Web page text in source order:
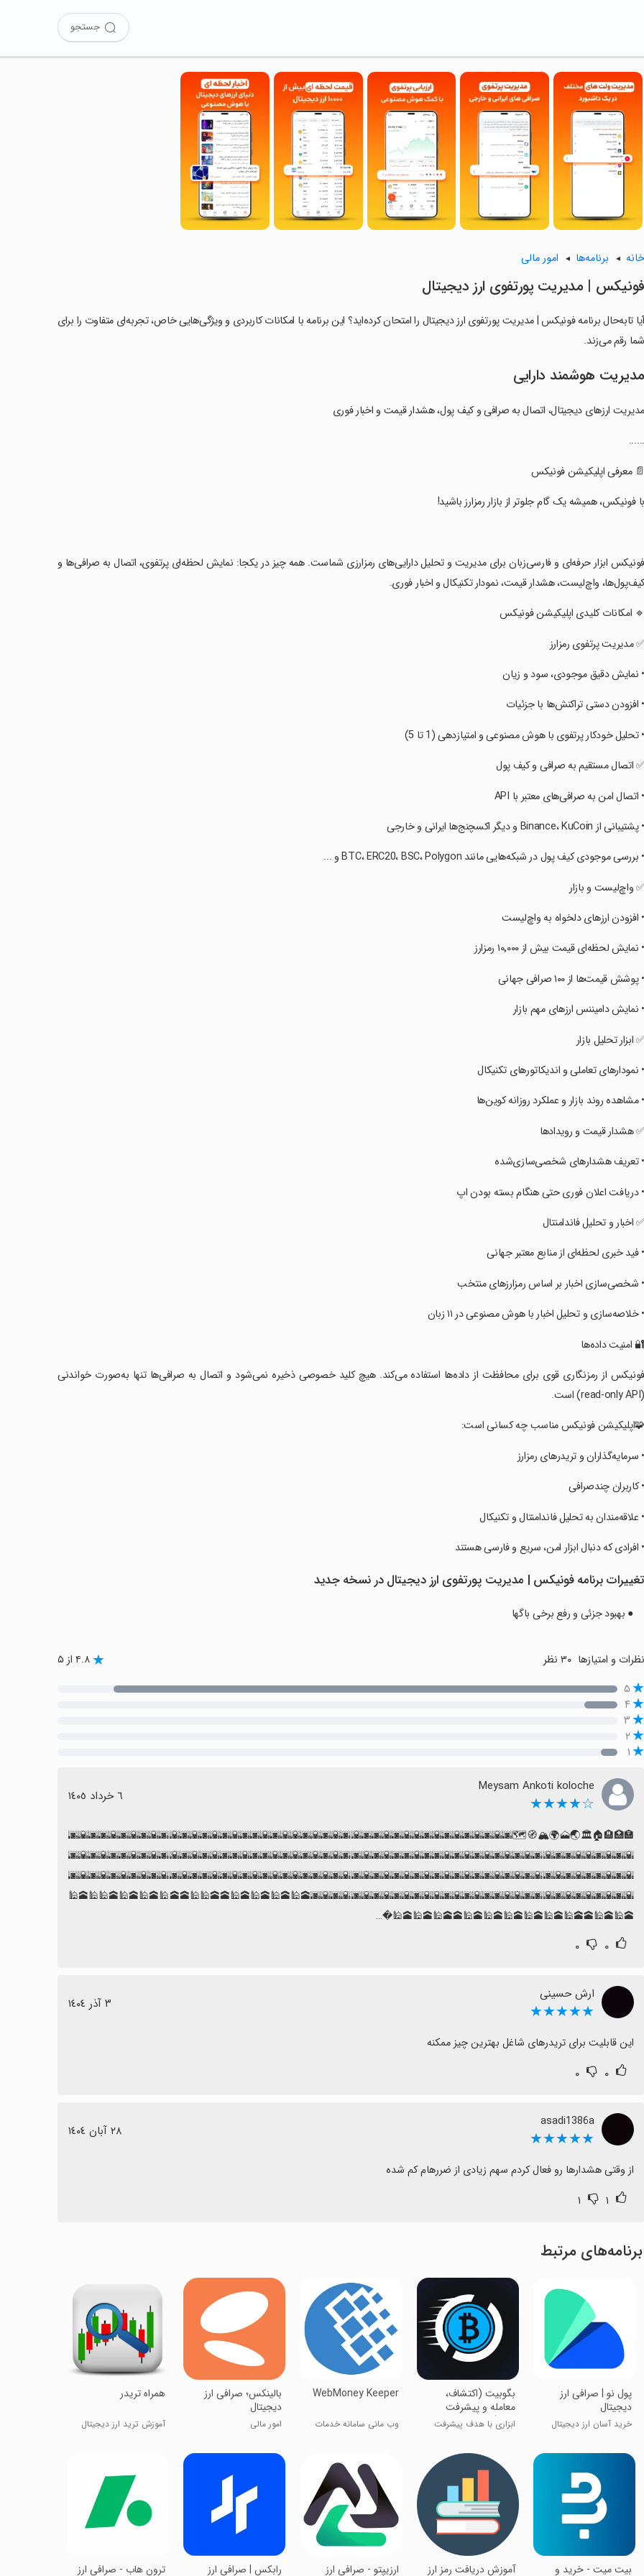
جستجو
خانه برنامه‌ها امور مالی
‏فونیکس | مدیریت پورتفوی ارز دیجیتال
آیا تابه‌حال برنامه ‏فونیکس | مدیریت پورتفوی ارز دیجیتال را امتحان کرده‌اید؟ این برنامه با امکانات کاربردی و ویژگی‌هایی خاص، تجربه‌ای متفاوت را برای
شما رقم می‌زند.
مدیریت هوشمند دارایی
‏مدیریت ارزهای دیجیتال، اتصال به صرافی و کیف پول، هشدار قیمت و اخبار فوری
‏......
‏📄 معرفی اپلیکیشن فونیکس
‏با فونیکس، همیشه یک گام جلوتر از بازار رمزارز باشید!
‏فونیکس ابزار حرفه‌ای و فارسی‌زبان برای مدیریت و تحلیل دارایی‌های رمزارزی شماست. همه چیز در یکجا: نمایش لحظه‌ای پرتفوی، اتصال به صرافی‌ها و
کیف‌پول‌ها، واچ‌لیست، هشدار قیمت، نمودار تکنیکال و اخبار فوری.
‏🔹 امکانات کلیدی اپلیکیشن فونیکس
‏✅ مدیریت پرتفوی رمزارز
‏• نمایش دقیق موجودی، سود و زیان
‏• افزودن دستی تراکنش‌ها با جزئیات
‏• تحلیل خودکار پرتفوی با هوش مصنوعی و امتیازدهی (1 تا 5)
‏✅ اتصال مستقیم به صرافی و کیف پول
‏• اتصال امن به صرافی‌های معتبر با API
‏• پشتیبانی از Binance، KuCoin و دیگر اکسچنج‌ها ایرانی و خارجی
‏• بررسی موجودی کیف پول در شبکه‌هایی مانند BTC، ERC20، BSC، Polygon و ...
‏✅ واچ‌لیست و بازار
‏• افزودن ارزهای دلخواه به واچ‌لیست
‏• نمایش لحظه‌ای قیمت بیش از ۱۰٬۰۰۰ رمزارز
‏• پوشش قیمت‌ها از ۱۰۰ صرافی جهانی
‏• نمایش دامیننس ارزهای مهم بازار
‏✅ ابزار تحلیل بازار
‏• نمودارهای تعاملی و اندیکاتورهای تکنیکال
‏• مشاهده روند بازار و عملکرد روزانه کوین‌ها
‏✅ هشدار قیمت و رویدادها
‏• تعریف هشدارهای شخصی‌سازی‌شده
‏• دریافت اعلان فوری حتی هنگام بسته بودن اپ
‏✅ اخبار و تحلیل فاندامنتال
‏• فید خبری لحظه‌ای از منابع معتبر جهانی
‏• شخصی‌سازی اخبار بر اساس رمزارزهای منتخب
‏• خلاصه‌سازی و تحلیل اخبار با هوش مصنوعی در ۱۱ زبان
‏🔐 امنیت داده‌ها
‏فونیکس از رمزنگاری قوی برای محافظت از داده‌ها استفاده می‌کند. هیچ کلید خصوصی ذخیره نمی‌شود و اتصال به صرافی‌ها تنها به‌صورت خواندنی
(read-only API) است.
‏🧩اپلیکیشن فونیکس مناسب چه کسانی است:
‏• سرمایه‌گذاران و تریدرهای رمزارز
‏• کاربران چندصرافی
‏• علاقه‌مندان به تحلیل فاندامنتال و تکنیکال
‏• افرادی که دنبال ابزار امن، سریع و فارسی هستند
تغییرات برنامه ‏فونیکس | مدیریت پورتفوی ارز دیجیتال در نسخه جدید
● بهبود جزئی و رفع برخی باگها
نظرات و امتیازها ۳۰ نظر ۴.۸ از ۵
۵
۴
۳
۲
۱
Meysam Ankoti koloche
☆★★★★ ٦ خرداد ١٤٠٥
🏣🏥🏨🏠🏛🌏🗻🌍🏔🧭🗺🌆🌇🌆🌇🌆🌇🌆🌇🌆🌇🌇🌆🌇🌆🌆🌇🌆🌇🌆🌇🌆🌇🌇🌆🌇🌆🌆🌇🌆🌇🌆🌇🌆🌇🌆🌇🌆🌇🌆🌇🌆🌆🌇🌆
🌇🌆🌇🌆🌇🌇🌆🌆🌇🌆🌇🌆🌇🌆🌇🌆🌇🌆🌇🌆🌆🌇🌆🌆🌇🌆🌇🌆🌆🌇🌆🌇🌆🌇🌆🌇🌆🌆🌇🌆🌆🌇🌆🌇🌆🌇🌆🌇🌆🌇🌆🌆🌇🌆🌇🌆
🌇🌆🌇🌆🌆🌇🌆🌇🌆🌇🌆🌇🌆🌇🌆🌆🌇🌆🌇🌆🌇🌆🌇🌆🌇🌆🌇🌆🌇🌆🌇🌆🌆🌇🌆🌇🌆🌇🌆🌇🌆🌇🌆🌆🌇🌆🌇🌆🌇🌆🌇🌆🌇🌆🌇🌆
🌇🌆🌇🌆🌇🌆🌇🌆🌇🌆🌆🌇🌇🌆🌆🌇🌆🌇🌆🌇🌇🌆🌇🌆🌇🌆🌇🌆🌇🌆🌇🌆🕋🕌🕋🕌🕋🕌🕋🕌🕋🕋🕌🕌🕋🕋🕌🕋🕌🕋🕌🕋🕌🕌🕋🕌
🕋🕌🕋🕌🕋🕋🕌🕋🕌🕋🕌🕋🕌🕋🕌🕋🕌🕋🕋🕌🕋🕌🕋🕌�…
۰ ۰
ارش حسینی
★★★★★ ٣ آذر ١٤٠٤
این قابلیت برای تریدرهای شاغل بهترین چیز ممکنه
۰ ۰
asadi1386a
★★★★★ ٢٨ آبان ١٤٠٤
از وقتی هشدارها رو فعال کردم سهم زیادی از ضررهام کم شده
۱ ۱
برنامه‌های مرتبط
‏‏پول نو | صرافی ارز
دیجیتال
خرید آسان ارز دیجیتال
بگوبیت (اکتشاف،
معامله و پیشرفت
کنید!)
ابزاری با هدف پیشرفت
WebMoney Keeper
وب مانی سامانه خدمات
‏‏بالینکس؛ صرافی ارز
دیجیتال
امور مالی
‏‏‏همراه تریدر
آموزش ترید ارز دیجیتال
بیت میت - خرید و
آموزش دریافت رمز ارز
‏‏‏ارزیپتو - صرافی ارز
‏رابکس | صرافی ارز
‏‏‏ترون هاب - صرافی ارز